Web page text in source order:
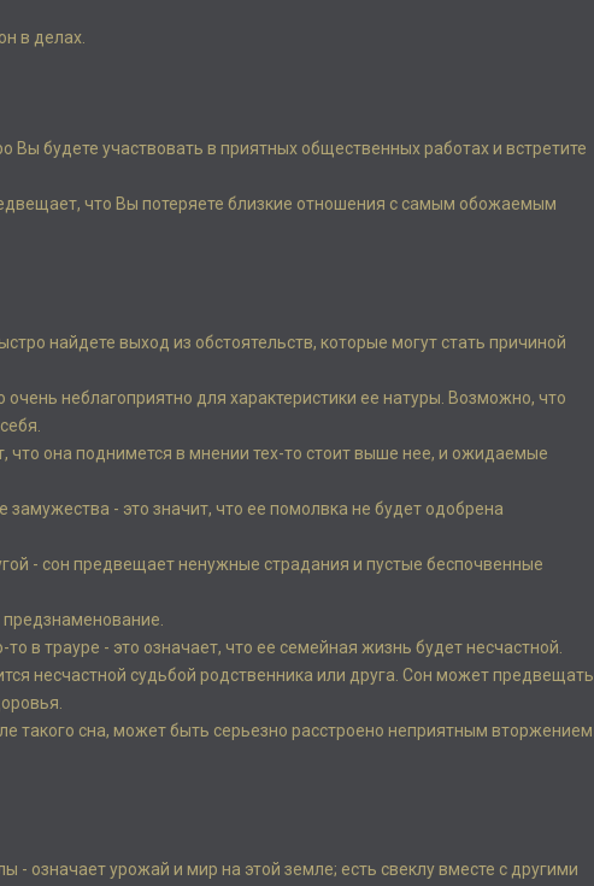
в делах.
Вы будете участвовать в приятных общественных работах и встретите
что Вы потеряете близкие отношения с самым обожаемым
найдете выход из обстоятельств, которые могут стать причиной
неблагоприятно для характеристики ее натуры. Возможно, что
что она поднимется в мнении тех-то стоит выше нее, и ожидаемые
- это значит, что ее помолвка не будет одобрена
- сон предвещает ненужные страдания и пустые беспочвенные
в трауре - это означает, что ее семейная жизнь будет несчастной.
несчастной судьбой родственника или друга. Сон может предвещать
такого сна, может быть серьезно расстроено неприятным вторжением
- означает урожай и мир на этой земле; есть свеклу вместе с другими